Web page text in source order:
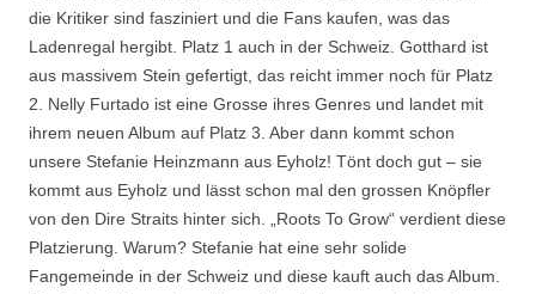
die Kritiker sind fasziniert und die Fans kaufen, was das
Ladenregal hergibt. Platz 1 auch in der Schweiz. Gotthard ist
aus massivem Stein gefertigt, das reicht immer noch für Platz
2. Nelly Furtado ist eine Grosse ihres Genres und landet mit
ihrem neuen Album auf Platz 3. Aber dann kommt schon
unsere Stefanie Heinzmann aus Eyholz! Tönt doch gut – sie
kommt aus Eyholz und lässt schon mal den grossen Knöpfler
von den Dire Straits hinter sich. „Roots To Grow“ verdient diese
Platzierung. Warum? Stefanie hat eine sehr solide
Fangemeinde in der Schweiz und diese kauft auch das Album.